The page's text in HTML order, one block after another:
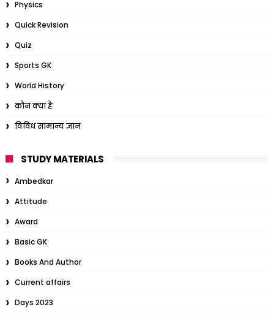
Physics
Quick Revision
Quiz
Sports GK
World History
कौन क्या है
विविध सामान्य ज्ञान
STUDY MATERIALS
Ambedkar
Attitude
Award
Basic GK
Books And Author
Current affairs
Days 2023